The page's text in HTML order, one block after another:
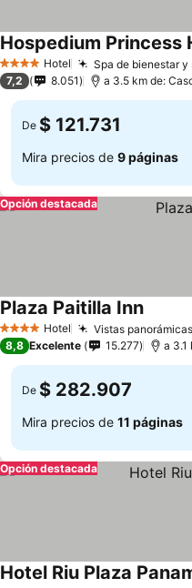
4 EstrellasHotel Spa de bienestar y
Hospedium Princess
7,2 8.051 a 3.5 km de:
De $ 121.731
Mira precios de 9 páginas
Opción destacada
4 EstrellasHotel Vistas
Plaza Paitilla Inn
8,8 Excelente 15.277 a 3.1
De $ 282.907
Mira precios de 11 páginas
Opción destacada
Hotel Riu Plaza